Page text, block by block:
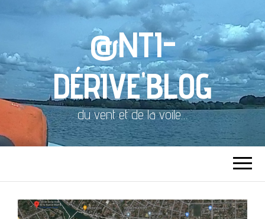
@NTI-
DÉRIVE'BLOG
du vent et de la voile…